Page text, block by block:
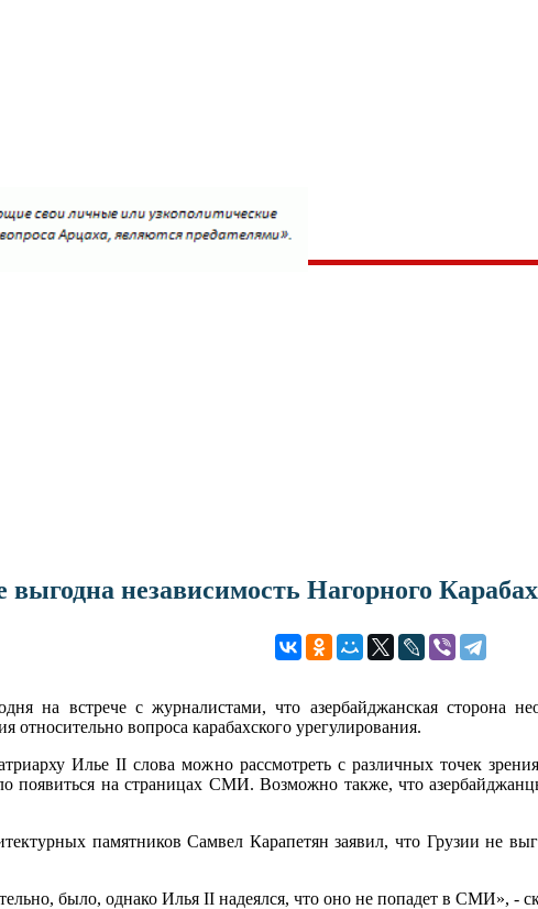
независимость Нагорного
на встрече с журналистами, что азербайджанская сторона
относительно вопроса карабахского урегулирования.
Илье II слова можно рассмотреть с различных точек
на страницах СМИ. Возможно также, что
памятников Самвел Карапетян заявил, что Грузии не
было, однако Илья II надеялся, что оно не попадет в СМИ», -